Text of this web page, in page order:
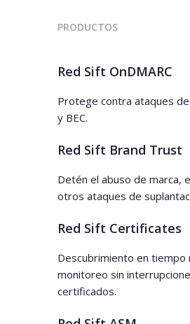
PRODUCTOS
Red Sift OnDMARC
Protege contra ataques
y BEC.
Red Sift Brand Trust
Detén el abuso de marca,
otros ataques de
Red Sift Certificates
Descubrimiento en tiempo
monitoreo sin
certificados.